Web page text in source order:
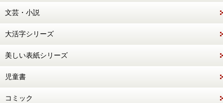
文芸・小説
大活字シリーズ
美しい表紙シリーズ
児童書
コミック